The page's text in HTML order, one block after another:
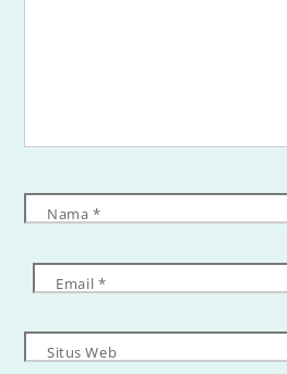
Nama *
Email *
Situs Web